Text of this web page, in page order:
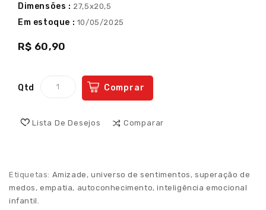
Dimensões : 27,5x20,5
Em estoque : 10/05/2025
R$ 60,90
Qtd Comprar
Lista De Desejos Comparar
Etiquetas: Amizade ,universo de sentimentos ,superação de
medos ,empatia, autoconhecimento,inteligência emocional
infantil.